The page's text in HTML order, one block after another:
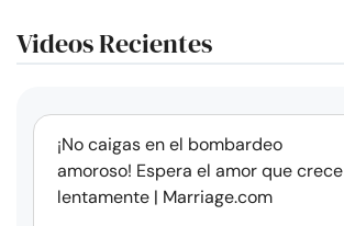
Videos Recientes
¡No caigas en el bombardeo
amoroso! Espera el amor que crece
lentamente | Marriage.com